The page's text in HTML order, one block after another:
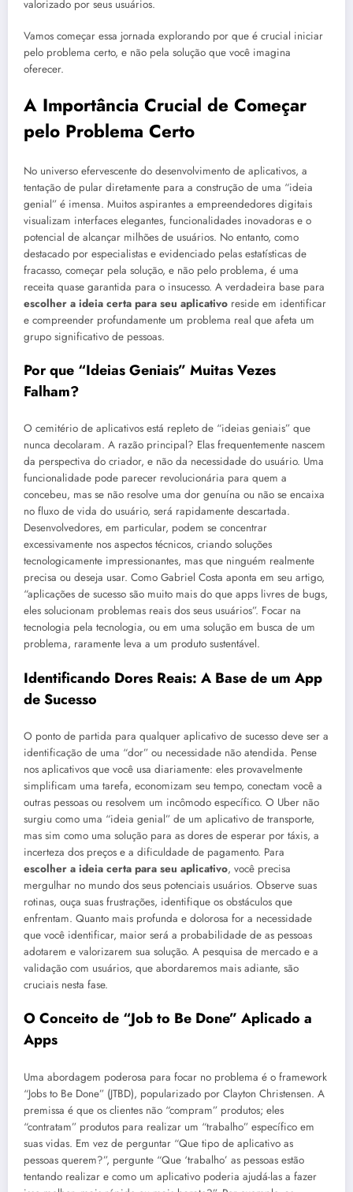
valorizado por seus usuários.
Vamos começar essa jornada explorando por que é crucial iniciar
pelo problema certo, e não pela solução que você imagina
oferecer.
A Importância Crucial de Começar
pelo Problema Certo
No universo efervescente do desenvolvimento de aplicativos, a
tentação de pular diretamente para a construção de uma “ideia
genial” é imensa. Muitos aspirantes a empreendedores digitais
visualizam interfaces elegantes, funcionalidades inovadoras e o
potencial de alcançar milhões de usuários. No entanto, como
destacado por especialistas e evidenciado pelas estatísticas de
fracasso, começar pela solução, e não pelo problema, é uma
receita quase garantida para o insucesso. A verdadeira base para
escolher a ideia certa para seu aplicativo reside em identificar
e compreender profundamente um problema real que afeta um
grupo significativo de pessoas.
Por que “Ideias Geniais” Muitas Vezes
Falham?
O cemitério de aplicativos está repleto de “ideias geniais” que
nunca decolaram. A razão principal? Elas frequentemente nascem
da perspectiva do criador, e não da necessidade do usuário. Uma
funcionalidade pode parecer revolucionária para quem a
concebeu, mas se não resolve uma dor genuína ou não se encaixa
no fluxo de vida do usuário, será rapidamente descartada.
Desenvolvedores, em particular, podem se concentrar
excessivamente nos aspectos técnicos, criando soluções
tecnologicamente impressionantes, mas que ninguém realmente
precisa ou deseja usar. Como Gabriel Costa aponta em seu artigo,
“aplicações de sucesso são muito mais do que apps livres de bugs,
eles solucionam problemas reais dos seus usuários”. Focar na
tecnologia pela tecnologia, ou em uma solução em busca de um
problema, raramente leva a um produto sustentável.
Identificando Dores Reais: A Base de um App
de Sucesso
O ponto de partida para qualquer aplicativo de sucesso deve ser a
identificação de uma “dor” ou necessidade não atendida. Pense
nos aplicativos que você usa diariamente: eles provavelmente
simplificam uma tarefa, economizam seu tempo, conectam você a
outras pessoas ou resolvem um incômodo específico. O Uber não
surgiu como uma “ideia genial” de um aplicativo de transporte,
mas sim como uma solução para as dores de esperar por táxis, a
incerteza dos preços e a dificuldade de pagamento. Para
escolher a ideia certa para seu aplicativo, você precisa
mergulhar no mundo dos seus potenciais usuários. Observe suas
rotinas, ouça suas frustrações, identifique os obstáculos que
enfrentam. Quanto mais profunda e dolorosa for a necessidade
que você identificar, maior será a probabilidade de as pessoas
adotarem e valorizarem sua solução. A pesquisa de mercado e a
validação com usuários, que abordaremos mais adiante, são
cruciais nesta fase.
O Conceito de “Job to Be Done” Aplicado a
Apps
Uma abordagem poderosa para focar no problema é o framework
“Jobs to Be Done” (JTBD), popularizado por Clayton Christensen. A
premissa é que os clientes não “compram” produtos; eles
“contratam” produtos para realizar um “trabalho” específico em
suas vidas. Em vez de perguntar “Que tipo de aplicativo as
pessoas querem?”, pergunte “Que ‘trabalho’ as pessoas estão
tentando realizar e como um aplicativo poderia ajudá-las a fazer